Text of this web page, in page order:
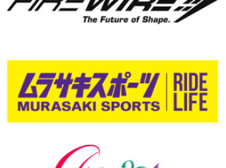
米山予報士
wanda
予報士 hiro.